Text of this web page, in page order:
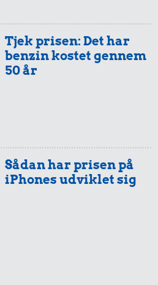
Tjek prisen: Det har
benzin kostet gennem
50 år
Sådan har prisen på
iPhones udviklet sig